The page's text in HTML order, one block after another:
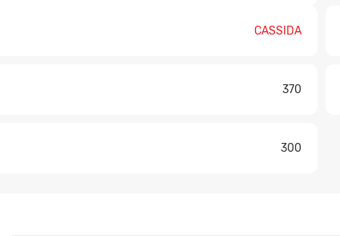
CASSIDA
370
300